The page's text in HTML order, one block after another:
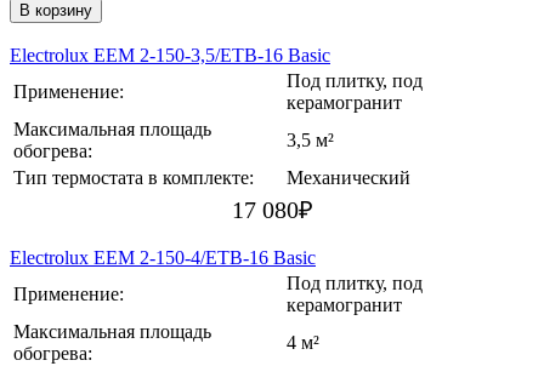
В корзину
Electrolux EEM 2-150-3,5/ETB-16 Basic
Применение:
Под плитку, под
керамогранит
Максимальная площадь
обогрева:
3,5 м²
Тип термостата в комплекте:
Механический
17 080₽
Electrolux EEM 2-150-4/ETB-16 Basic
Применение:
Под плитку, под
керамогранит
Максимальная площадь
обогрева:
4 м²